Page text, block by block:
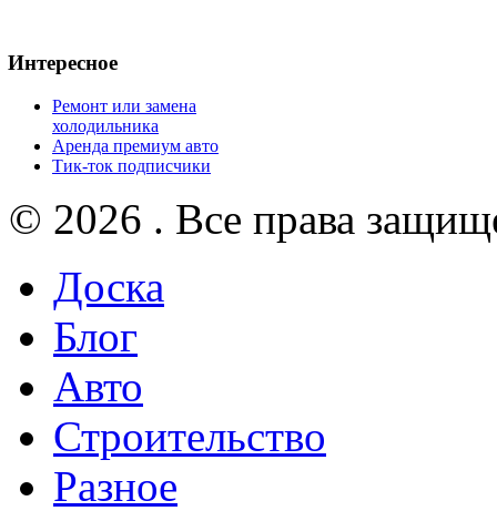
Интересное
Ремонт или замена
холодильника
Аренда премиум авто
Тик-ток подписчики
© 2026 . Все права
Доска
Блог
Авто
Строительство
Разное